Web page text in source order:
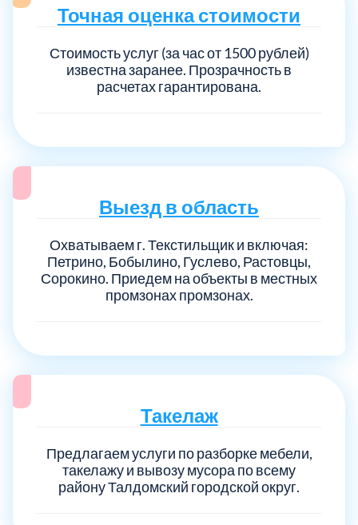
Точная оценка стоимости
Стоимость услуг (за час от 1500 рублей)
известна заранее. Прозрачность в
расчетах гарантирована.
Выезд в область
Охватываем г. Текстильщик и включая:
Петрино, Бобылино, Гуслево, Растовцы,
Сорокино. Приедем на объекты в местных
промзонах промзонах.
Такелаж
Предлагаем услуги по разборке мебели,
такелажу и вывозу мусора по всему
району Талдомский городской округ.